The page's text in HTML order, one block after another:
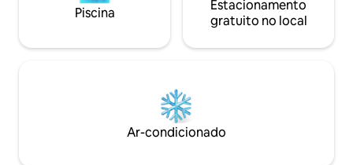
Piscina
Estacionamento
gratuito no local
Ar-condicionado